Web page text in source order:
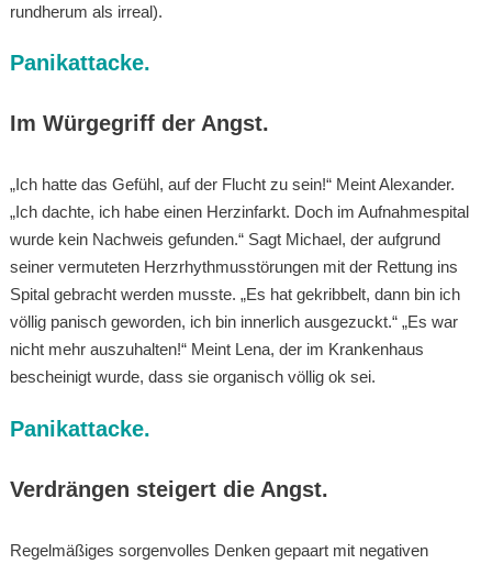
rundherum als irreal).
Panikattacke.
Im Würgegriff der Angst.
„Ich hatte das Gefühl, auf der Flucht zu sein!“ Meint Alexander.
„Ich dachte, ich habe einen Herzinfarkt. Doch im Aufnahmespital
wurde kein Nachweis gefunden.“ Sagt Michael, der aufgrund
seiner vermuteten Herzrhythmusstörungen mit der Rettung ins
Spital gebracht werden musste. „Es hat gekribbelt, dann bin ich
völlig panisch geworden, ich bin innerlich ausgezuckt.“ „Es war
nicht mehr auszuhalten!“ Meint Lena, der im Krankenhaus
bescheinigt wurde, dass sie organisch völlig ok sei.
Panikattacke.
Verdrängen steigert die Angst.
Regelmäßiges sorgenvolles Denken gepaart mit negativen